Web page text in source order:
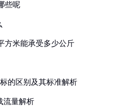
些呢
方米能承受多少公斤
的区别及其标准解析
流量解析